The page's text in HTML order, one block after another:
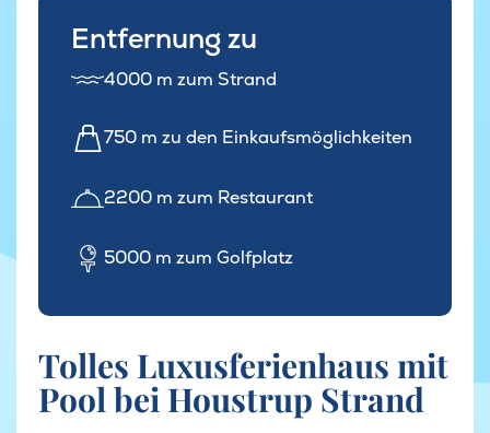
Entfernung zu
4000 m zum Strand
750 m zu den Einkaufsmöglichkeiten
2200 m zum Restaurant
5000 m zum Golfplatz
Tolles Luxusferienhaus mit
Pool bei Houstrup Strand